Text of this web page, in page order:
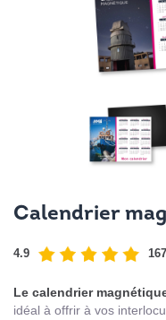
Calendrier
4.9
Le calendrier
idéal à offrir à vos